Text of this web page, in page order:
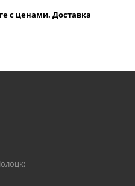
с ценами. Доставка